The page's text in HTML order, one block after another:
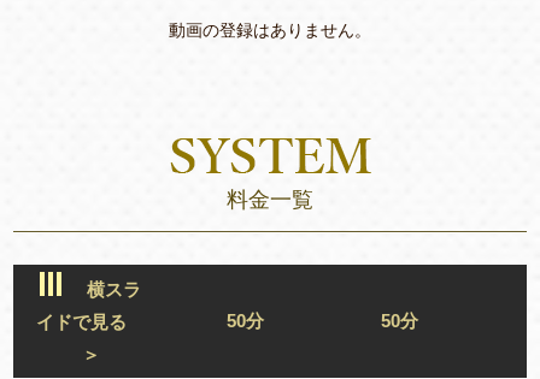
動画の登録はありません。
料金一覧
横スラ
イドで見る
＞
50分 50分